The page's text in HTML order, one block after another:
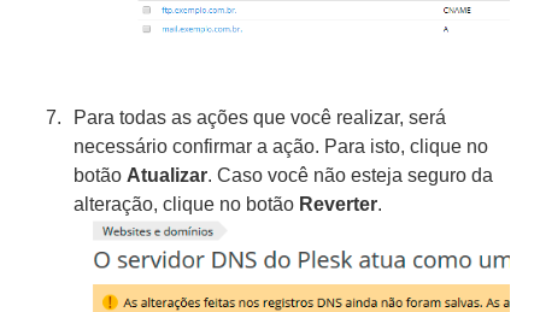
Para todas as ações que você realizar, será
necessário confirmar a ação. Para isto, clique no
botão Atualizar. Caso você não esteja seguro da
alteração, clique no botão Reverter.